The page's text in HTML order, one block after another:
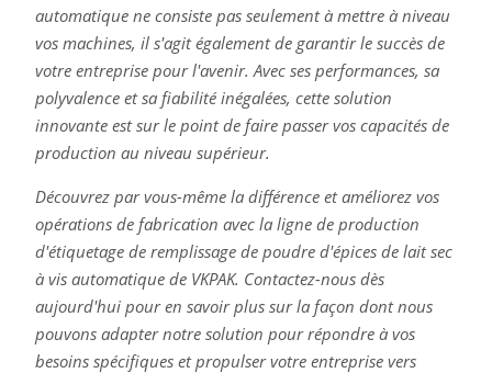
automatique ne consiste pas seulement à mettre à niveau
vos machines, il s'agit également de garantir le succès de
votre entreprise pour l'avenir. Avec ses performances, sa
polyvalence et sa fiabilité inégalées, cette solution
innovante est sur le point de faire passer vos capacités de
production au niveau supérieur.
Découvrez par vous-même la différence et améliorez vos
opérations de fabrication avec la ligne de production
d'étiquetage de remplissage de poudre d'épices de lait sec
à vis automatique de VKPAK. Contactez-nous dès
aujourd'hui pour en savoir plus sur la façon dont nous
pouvons adapter notre solution pour répondre à vos
besoins spécifiques et propulser votre entreprise vers